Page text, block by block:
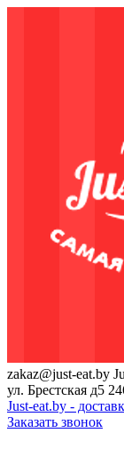
zakaz@just-eat.by
ул. Брестская д5
Just-eat.by -
Заказать звонок